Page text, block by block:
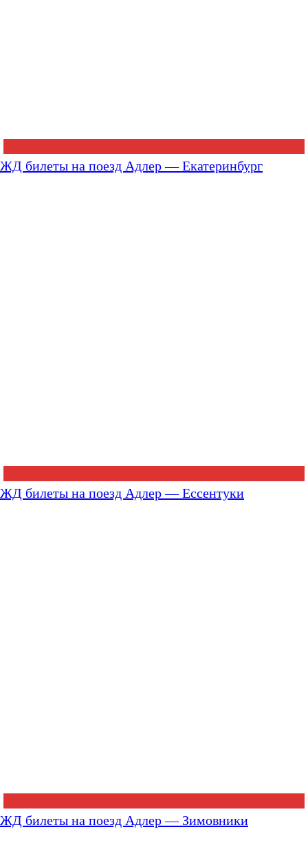
ЖД билеты на поезд Адлер — Екатеринбург
ЖД билеты на поезд Адлер — Ессентуки
ЖД билеты на поезд Адлер — Зимовники